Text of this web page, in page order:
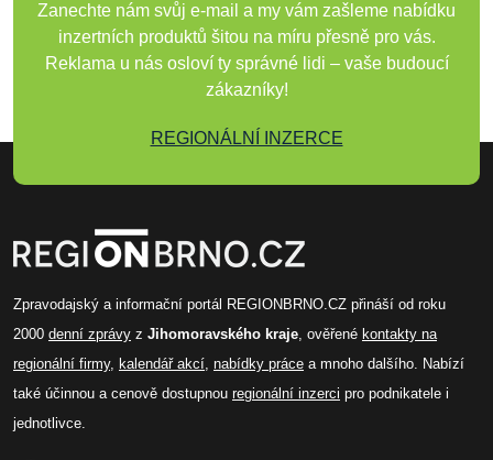
Zanechte nám svůj e-mail a my vám zašleme nabídku
inzertních produktů šitou na míru přesně pro vás.
Reklama u nás osloví ty správné lidi – vaše budoucí
zákazníky!
REGIONÁLNÍ INZERCE
Zpravodajský a informační portál REGIONBRNO.CZ přináší od roku
2000 denní zprávy z Jihomoravského kraje, ověřené kontakty na
regionální firmy, kalendář akcí, nabídky práce a mnoho dalšího. Nabízí
také účinnou a cenově dostupnou regionální inzerci pro podnikatele i
jednotlivce.